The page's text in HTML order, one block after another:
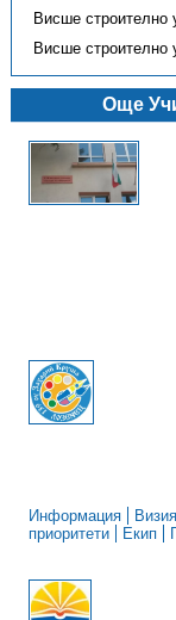
Висше
Висше
Още
Информация
Визия
приоритети
Екип